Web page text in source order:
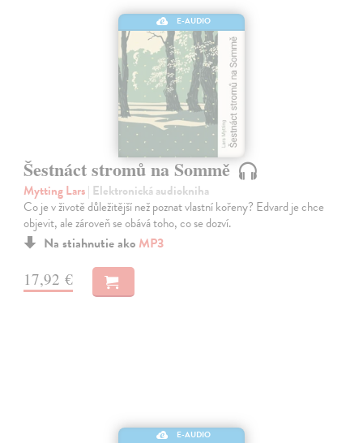
E-AUDIO
Šestnáct stromů na Sommě
Mytting Lars| Elektronická audiokniha
Co je v životě důležitější než poznat vlastní kořeny? Edvard je chce
objevit, ale zároveň se obává toho, co se dozví.
Na stiahnutie ako MP3
17,92 €
E-AUDIO